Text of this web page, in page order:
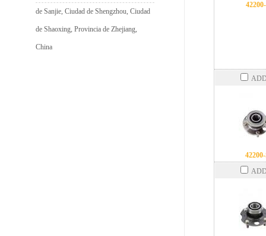
de Sanjie, Ciudad de Shengzhou, Ciudad
de Shaoxing, Provincia de Zhejiang,
China